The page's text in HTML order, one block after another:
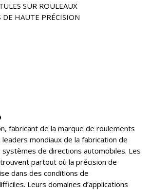
SUR ROULEAUX
DE HAUTE PRÉCISION
fabricant de la marque de roulements
mondiaux de la fabrication de
de directions automobiles. Les
partout où la précision de
dans des conditions de
Leurs domaines d’applications